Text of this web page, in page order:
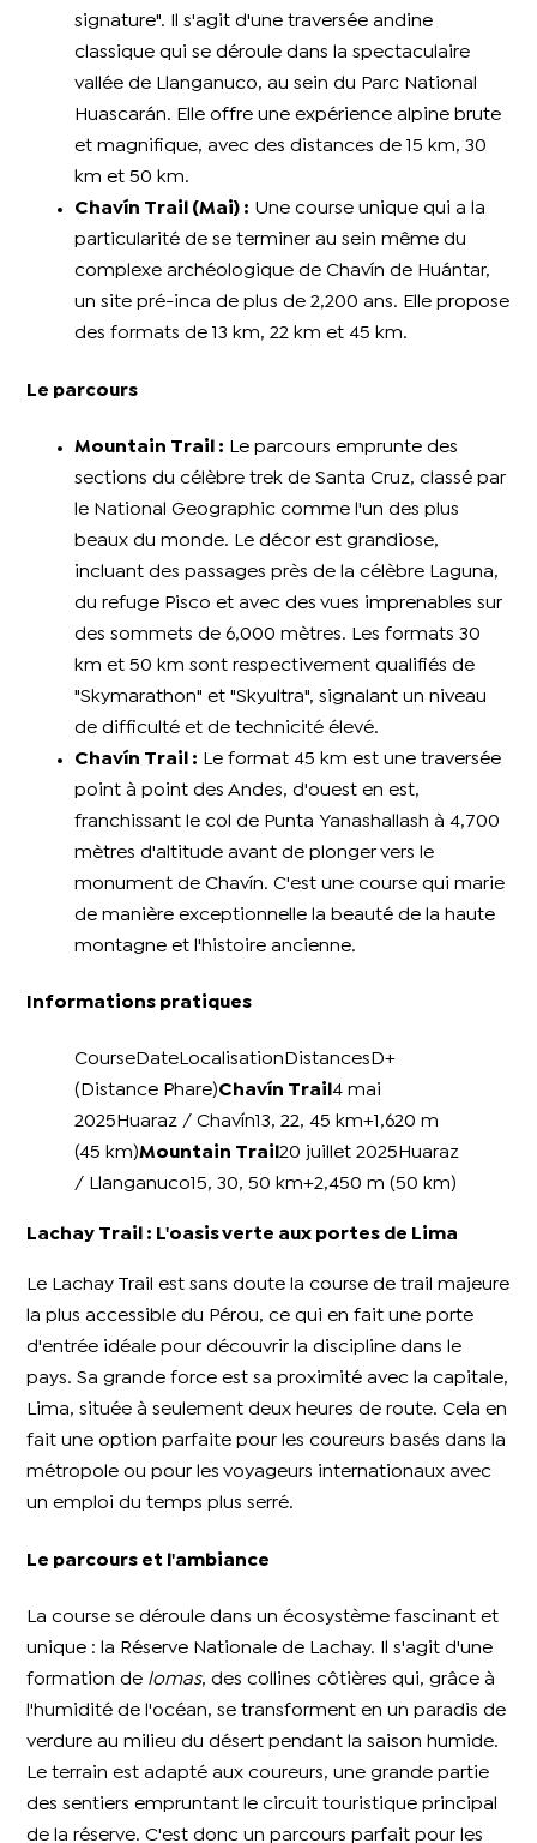
signature". Il s'agit d'une traversée andine
classique qui se déroule dans la spectaculaire
vallée de Llanganuco, au sein du Parc National
Huascarán. Elle offre une expérience alpine brute
et magnifique, avec des distances de 15 km, 30
km et 50 km.
Chavín Trail (Mai) : Une course unique qui a la
particularité de se terminer au sein même du
complexe archéologique de Chavín de Huántar,
un site pré-inca de plus de 2,200 ans. Elle propose
des formats de 13 km, 22 km et 45 km.
Le parcours
Mountain Trail :
Le parcours emprunte des
sections du célèbre trek de Santa Cruz, classé par
le National Geographic comme l'un des plus
beaux du monde. Le décor est grandiose,
incluant des passages près de la célèbre Laguna,
du refuge Pisco et avec des vues imprenables sur
des sommets de 6,000 mètres. Les formats 30
km et 50 km sont respectivement qualifiés de
"Skymarathon" et "Skyultra", signalant un niveau
de difficulté et de technicité élevé.
Chavín Trail :
Le format 45 km est une traversée
point à point des Andes, d'ouest en est,
franchissant le col de Punta Yanashallash à 4,700
mètres d'altitude avant de plonger vers le
monument de Chavín. C'est une course qui marie
de manière exceptionnelle la beauté de la haute
montagne et l'histoire ancienne.
Informations pratiques
CourseDateLocalisationDistancesD+
(Distance Phare)Chavín Trail4 mai
2025Huaraz / Chavín13, 22, 45 km+1,620 m
(45 km)Mountain Trail20 juillet 2025Huaraz
/ Llanganuco15, 30, 50 km+2,450 m (50 km)
Lachay Trail : L'oasis verte aux portes de Lima
Le Lachay Trail est sans doute la course de trail majeure
la plus accessible du Pérou, ce qui en fait une porte
d'entrée idéale pour découvrir la discipline dans le
pays. Sa grande force est sa proximité avec la capitale,
Lima, située à seulement deux heures de route. Cela en
fait une option parfaite pour les coureurs basés dans la
métropole ou pour les voyageurs internationaux avec
un emploi du temps plus serré.
Le parcours et l'ambiance
La course se déroule dans un écosystème fascinant et
unique : la Réserve Nationale de Lachay. Il s'agit d'une
formation de lomas, des collines côtières qui, grâce à
l'humidité de l'océan, se transforment en un paradis de
verdure au milieu du désert pendant la saison humide.
Le terrain est adapté aux coureurs, une grande partie
des sentiers empruntant le circuit touristique principal
de la réserve. C'est donc un parcours parfait pour les